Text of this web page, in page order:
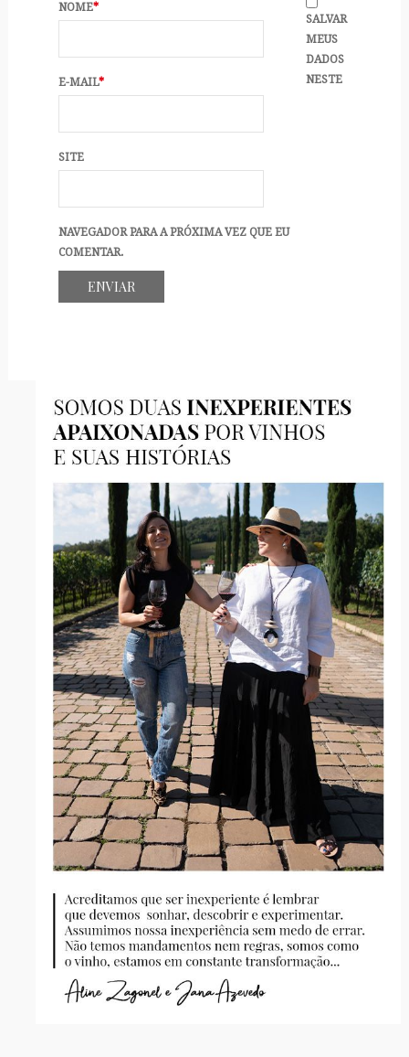
NOME*
E-MAIL*
SITE
SALVAR
MEUS
DADOS
NESTE
NAVEGADOR PARA A PRÓXIMA VEZ QUE EU
COMENTAR.